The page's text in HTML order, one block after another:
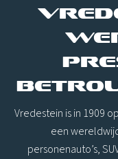
Vredestein is in 1909
een
personenauto’s,